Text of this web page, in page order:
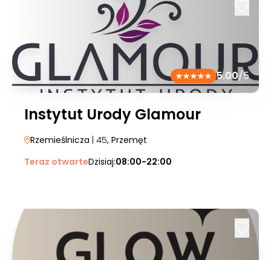
5.00/5
Instytut Urody Glamour
Rzemieślnicza | 45, Przemęt
Teraz otwarteDzisiaj:08:00-22:00